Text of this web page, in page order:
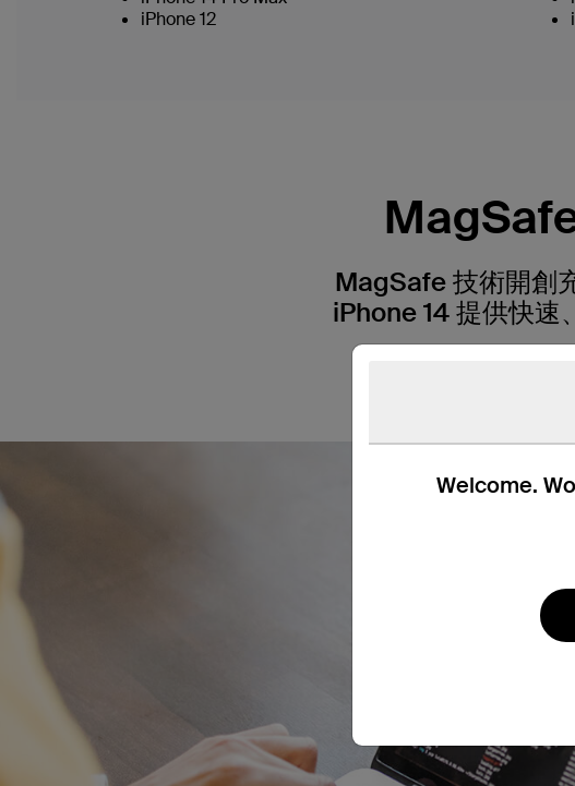
Welcome.
iPhone 12
MagSafe 技術開創
iPhone 14 提供快速